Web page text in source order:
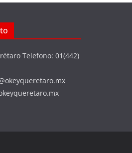
Telefono: 01(442)